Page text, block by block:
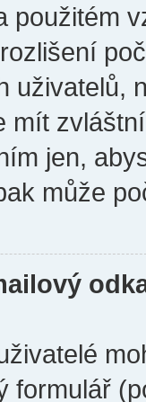
použitém
uživatelů,
mít
jen,
může
formulář